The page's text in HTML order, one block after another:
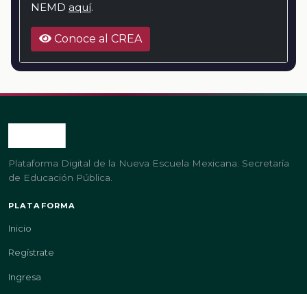
NEMD aquí.
Conoce al CREA
Plataforma Digital de la Nueva Escuela Mexicana. Secretaría
de Educación Pública.
PLATAFORMA
Inicio
Regístrate
Ingresa